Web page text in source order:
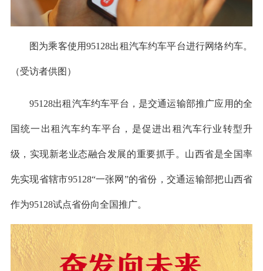
图为乘客使用95128出租汽车约车平台进行网络约车。
（受访者供图）
95128出租汽车约车平台，是交通运输部推广应用的全
国统一出租汽车约车平台，是促进出租汽车行业转型升
级，实现新老业态融合发展的重要抓手。山西省是全国率
先实现省辖市95128“一张网”的省份，交通运输部把山西省
作为95128试点省份向全国推广。